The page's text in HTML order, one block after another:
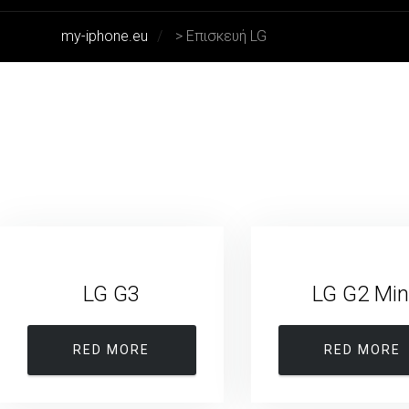
my-iphone.eu > Επισκευή LG
LG G3
RED MORE
LG G2
RED MORE